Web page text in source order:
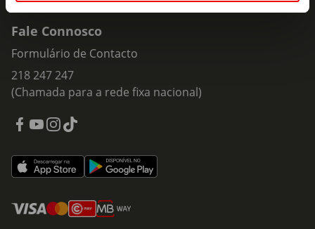
Fale Connosco
Formulário de Contacto
218 247 247
(Chamada para a rede fixa nacional)